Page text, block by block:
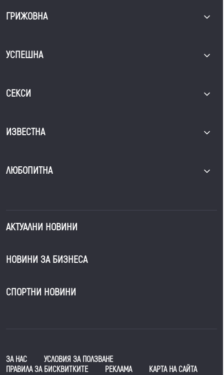
ГРИЖОВНА
УСПЕШНА
СЕКСИ
ИЗВЕСТНА
ЛЮБОПИТНА
АКТУАЛНИ НОВИНИ
НОВИНИ ЗА БИЗНЕСА
СПОРТНИ НОВИНИ
ЗА НАС
УСЛОВИЯ ЗА ПОЛЗВАНЕ
ПРАВИЛА ЗА БИСКВИТКИТЕ
РЕКЛАМА
КАРТА НА САЙТА